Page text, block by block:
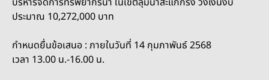
ประมาณ 10,272,000 บาท
กำหนดยื่นข้อเสนอ : ภายในวันที่ 14 กุมภาพันธ์ 2568
เวลา 13.00 น.-16.00 น.